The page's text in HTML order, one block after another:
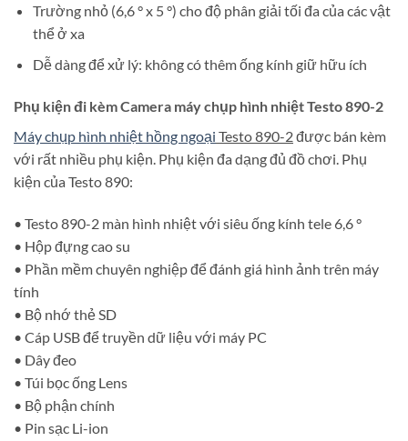
Trường nhỏ (6,6 ° x 5 °) cho độ phân giải tối đa của các vật
thể ở xa
Dễ dàng để xử lý: không có thêm ống kính giữ hữu ích
Phụ kiện đi kèm Camera máy chụp hình nhiệt Testo 890-2
Máy chụp hình nhiệt hồng ngoại Testo 890-2được bán kèm
với rất nhiều phụ kiện. Phụ kiện đa dạng đủ đồ chơi. Phụ
kiện của Testo 890:
• Testo 890-2 màn hình nhiệt với siêu ống kính tele 6,6 °
• Hộp đựng cao su
• Phần mềm chuyên nghiệp để đánh giá hình ảnh trên máy
tính
• Bộ nhớ thẻ SD
• Cáp USB để truyền dữ liệu với máy PC
• Dây đeo
• Túi bọc ống Lens
• Bộ phận chính
• Pin sạc Li-ion